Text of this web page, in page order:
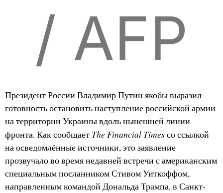
/ AFP
Президент России Владимир Путин якобы выразил
готовность остановить наступление российской армии
на территории Украины вдоль нынешней линии
фронта. Как сообщает The Financial Timesсо ссылкой
на осведомлённые источники, это заявление
прозвучало во время недавней встречи с американским
специальным посланником Стивом Уиткоффом,
направленным командой Дональда Трампа, в Санкт-